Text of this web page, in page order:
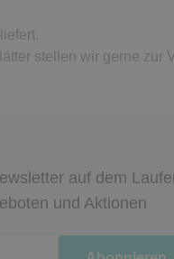
stellen wir gerne zur
auf dem
und Aktionen